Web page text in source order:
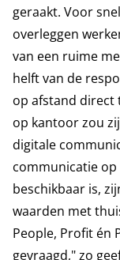
geraakt. Voor
overleggen
van een ruime
helft van de
op afstand direct
op kantoor zou
digitale
communicatie
beschikbaar is,
waarden met
People, Profit én
gevraagd," zo